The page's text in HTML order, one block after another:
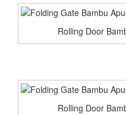
Rolling Door
Rolling Door